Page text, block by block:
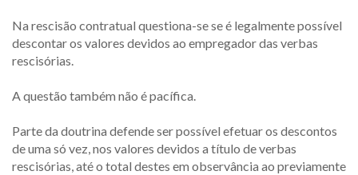
Na rescisão contratual questiona-se se é legalmente possível
descontar os valores devidos ao empregador das verbas
rescisórias.
A questão também não é pacífica.
Parte da doutrina defende ser possível efetuar os descontos
de uma só vez, nos valores devidos a título de verbas
rescisórias, até o total destes em observância ao previamente